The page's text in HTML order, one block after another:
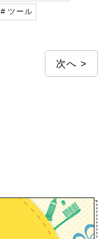
# ツール
次へ >